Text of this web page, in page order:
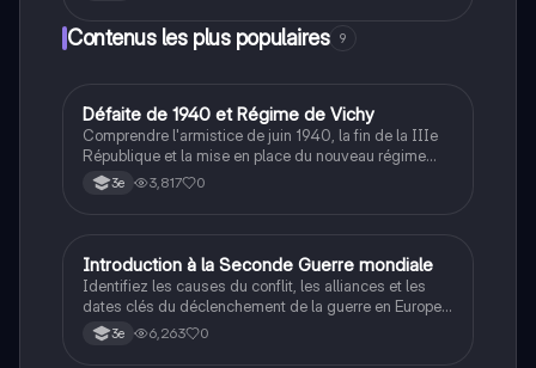
Contenus les plus populaires 9
DHistoire
Défaite de 1940 et Régime de Vichy
Comprendre l'armistice de juin 1940, la fin de la IIIe
République et la mise en place du nouveau régime
autoritaire de Philippe Pétain.
3e 3,817 0
IHistoire
Introduction à la Seconde Guerre mondiale
Identifiez les causes du conflit, les alliances et les
dates clés du déclenchement de la guerre en Europe
et dans le Pacifique.
3e 6,263 0